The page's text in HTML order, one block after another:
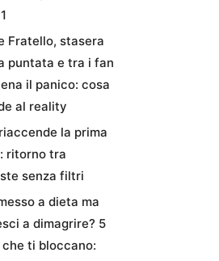
Fratello, stasera
puntata e tra i fan
il panico: cosa
al reality
la prima
ritorno tra
senza filtri
a dieta ma
a dimagrire? 5
ti bloccano: